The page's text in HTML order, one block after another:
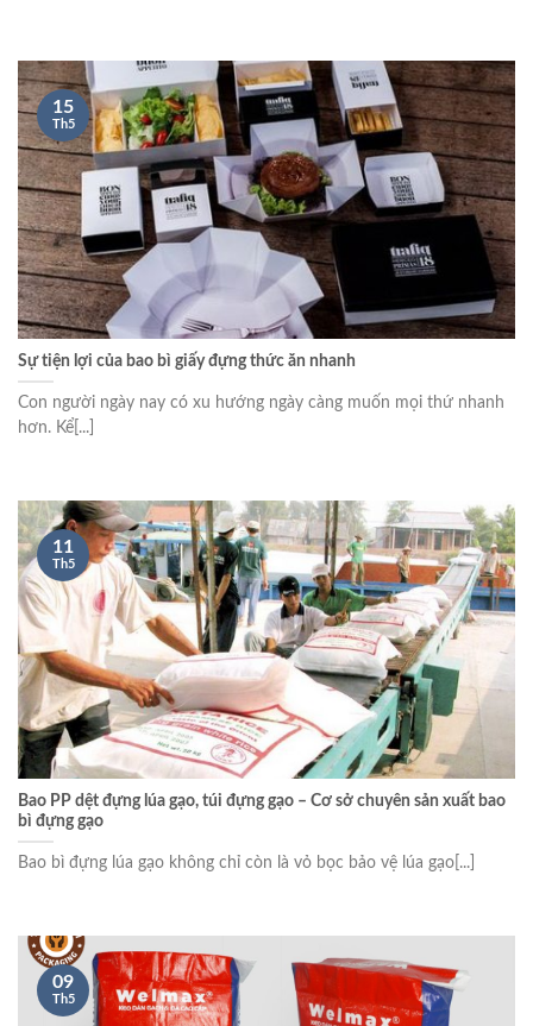
Sự tiện lợi của bao bì giấy đựng thức ăn nhanh
Con người ngày nay có xu hướng ngày càng muốn mọi thứ nhanh
hơn. Kể[...]
15
Th5
Bao PP dệt đựng lúa gạo, túi đựng gạo – Cơ sở chuyên sản xuất bao
bì đựng gạo
Bao bì đựng lúa gạo không chỉ còn là vỏ bọc bảo vệ lúa gạo[...]
11
Th5
09
Th5